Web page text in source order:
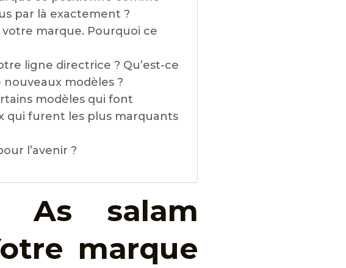
par là exactement ?
marque. Pourquoi ce
ligne directrice ? Qu’est-ce
modèles ?
modèles qui font
qui furent les plus marquants
l’avenir ?
As salam
marque